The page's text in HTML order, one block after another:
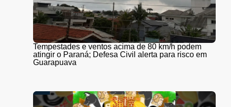
Tempestades e ventos acima de 80 km/h podem
atingir o Paraná; Defesa Civil alerta para risco em
Guarapuava